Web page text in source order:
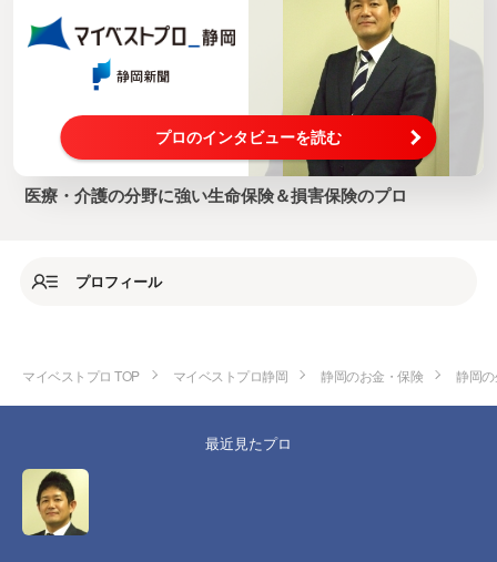
プロのインタビューを読む
医療・介護の分野に強い生命保険＆損害保険のプロ
プロフィール
マイベストプロ TOP マイベストプロ静岡 静岡のお金・保険 静岡
最近見たプロ